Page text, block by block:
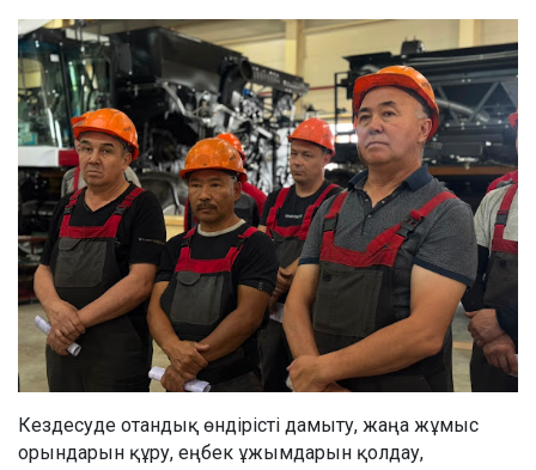
Кездесуде отандық өндірісті дамыту, жаңа жұмыс
орындарын құру, еңбек ұжымдарын қолдау,